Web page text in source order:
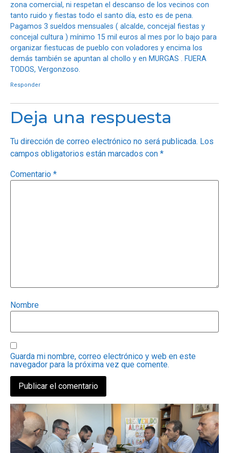
zona comercial, ni respetan el descanso de los vecinos con
tanto ruido y fiestas todo el santo día, esto es de pena.
Pagamos 3 sueldos mensuales ( alcalde, concejal fiestas y
concejal cultura ) mínimo 15 mil euros al mes por lo bajo para
organizar fiestucas de pueblo con voladores y encima los
demás también se apuntan al chollo y en MURGAS . FUERA
TODOS, Vergonzoso.
Responder
Deja una respuesta
Tu dirección de correo electrónico no será publicada. Los
campos obligatorios están marcados con *
Comentario *
Nombre
Guarda mi nombre, correo electrónico y web en este
navegador para la próxima vez que comente.